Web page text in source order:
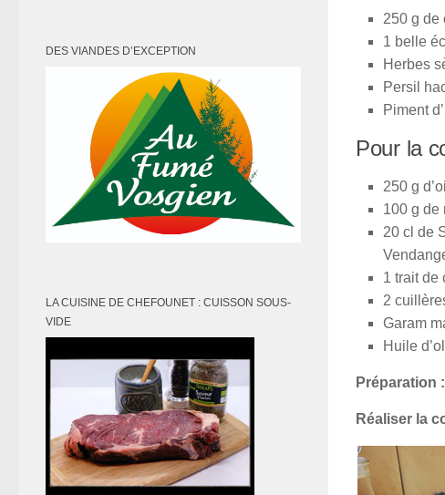
250 g de
1 belle
Herbes
Persil
Piment
Pour la
250 g
100 g de
20 cl de
1 trait de
2
Garam
Huile
Préparation :
Réaliser la
DES VIANDES D’EXCEPTION
LA CUISINE DE CHEFOUNET : CUISSON SOUS-
VIDE